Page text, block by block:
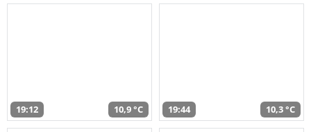
19:12 10,9 °C 19:44 10,3 °C